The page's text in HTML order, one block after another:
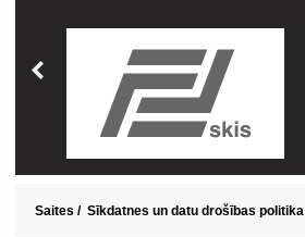
Saites / Sīkdatnes un datu drošības politika